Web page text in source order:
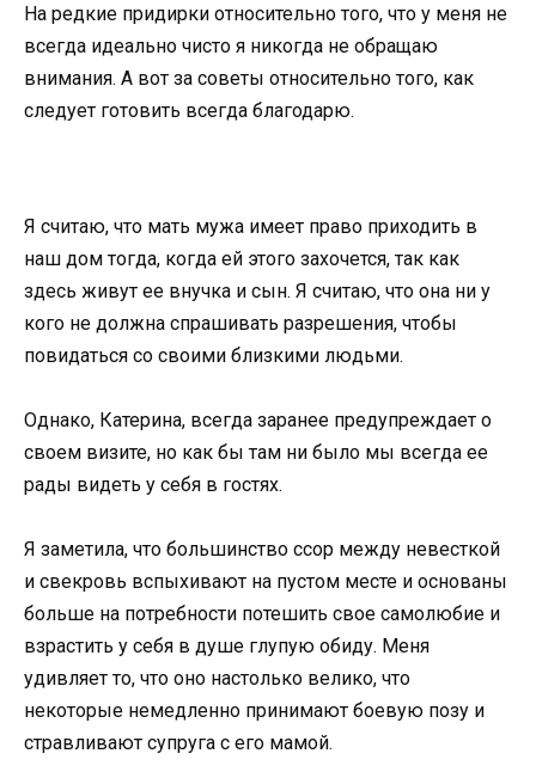
На редкие придирки относительно того, что у меня не
всегда идеально чисто я никогда не обращаю
внимания. А вот за советы относительно того, как
следует готовить всегда благодарю.
Я считаю, что мать мужа имеет право приходить в
наш дом тогда, когда ей этого захочется, так как
здесь живут ее внучка и сын. Я считаю, что она ни у
кого не должна спрашивать разрешения, чтобы
повидаться со своими близкими людьми.
Однако, Катерина, всегда заранее предупреждает о
своем визите, но как бы там ни было мы всегда ее
рады видеть у себя в гостях.
Я заметила, что большинство ссор между невесткой
и свекровь вспыхивают на пустом месте и основаны
больше на потребности потешить свое самолюбие и
взрастить у себя в душе глупую обиду. Меня
удивляет то, что оно настолько велико, что
некоторые немедленно принимают боевую позу и
стравливают супруга с его мамой.